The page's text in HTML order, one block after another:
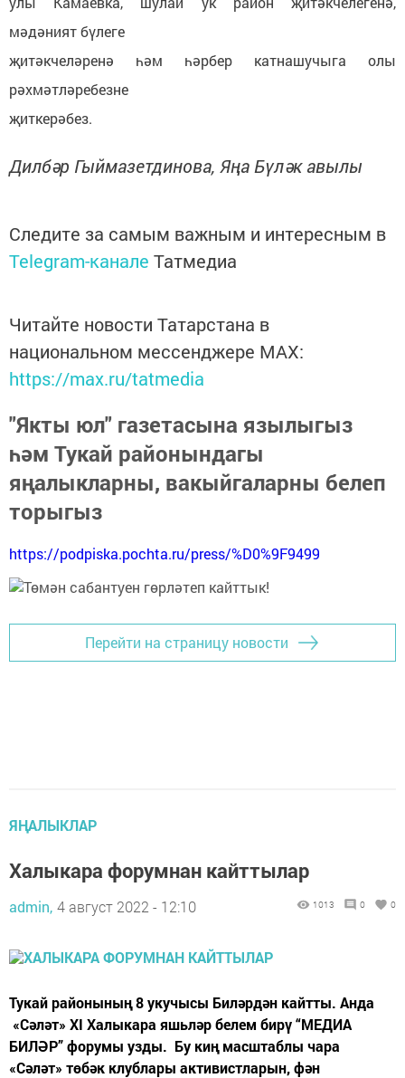
мәдәният бүлеге
җитәкчеләренә һәм һәрбер катнашучыга олы
рәхмәтләребезне
җиткерәбез.
Дилбәр Гыймазетдинова, Яңа Бүләк авылы
Следите за самым важным и интересным в
Telegram-канале Татмедиа
Читайте новости Татарстана в
национальном мессенджере MАХ:
https://max.ru/tatmedia
"Якты юл" газетасына язылыгыз
һәм Тукай районындагы
яңалыкларны, вакыйгаларны белеп
торыгыз
https://podpiska.pochta.ru/press/%D0%9F9499
Перейти на страницу новости
ЯҢАЛЫКЛАР
Халыкара форумнан кайттылар
admin, 4 август 2022 - 12:10 1013 0 0
Тукай районының 8 укучысы Биләрдән кайтты. Анда
«Сәләт» XI Халыкара яшьләр белем бирү “МЕДИА
БИЛӘР” форумы узды. Бу киң масштаблы чара
«Сәләт» төбәк клублары активистларын, фән